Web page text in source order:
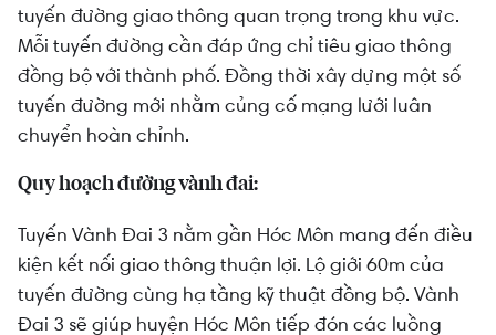
tuyến đường giao thông quan trọng trong khu vực.
Mỗi tuyến đường cần đáp ứng chỉ tiêu giao thông
đồng bộ với thành phố. Đồng thời xây dựng một số
tuyến đường mới nhằm củng cố mạng lưới luân
chuyển hoàn chỉnh.
Quy hoạch đường vành đai:
Tuyến Vành Đai 3 nằm gần Hóc Môn mang đến điều
kiện kết nối giao thông thuận lợi. Lộ giới 60m của
tuyến đường cùng hạ tầng kỹ thuật đồng bộ. Vành
Đai 3 sẽ giúp huyện Hóc Môn tiếp đón các luồng